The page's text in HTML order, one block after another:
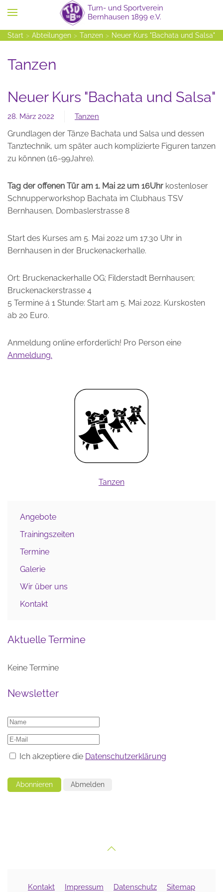
Zum Hauptinhalt springen
Start Abteilungen Tanzen Neuer Kurs "Bachata und Salsa"
Tanzen
Neuer Kurs "Bachata und Salsa"
28. März 2022 Tanzen
Grundlagen der Tänze Bachata und Salsa und dessen
Tanztechnik, um später auch komplizierte Figuren tanzen
zu können (16-99Jahre).
Tag der offenen Tür am 1. Mai 22 um 16Uhr kostenloser
Schnupperworkshop Bachata im Clubhaus TSV
Bernhausen, Dombaslerstrasse 8
Start des Kurses am 5. Mai 2022 um 17.30 Uhr in
Bernhausen in der Bruckenackerhalle.
Ort: Bruckenackerhalle OG; Filderstadt Bernhausen;
Bruckenackerstrasse 4
5 Termine á 1 Stunde: Start am 5. Mai 2022. Kurskosten
ab 20 Euro.
Anmeldung online erforderlich! Pro Person eine
Anmeldung.
Tanzen
Angebote
Trainingszeiten
Termine
Galerie
Wir über uns
Kontakt
Aktuelle Termine
Keine Termine
Newsletter
Ich akzeptiere die Datenschutzerklärung
Abonnieren Abmelden
Kontakt Impressum Datenschutz Sitemap